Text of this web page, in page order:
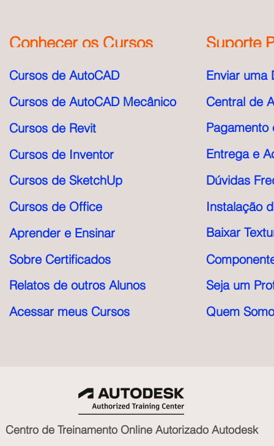
Conhecer os Cursos
Cursos de AutoCAD
Cursos de AutoCAD Mecânico
Cursos de Revit
Cursos de Inventor
Cursos de SketchUp
Cursos de Office
Aprender e Ensinar
Sobre Certificados
Relatos de outros Alunos
Acessar meus Cursos
Suporte
Enviar uma
Central de
Pagamento
Entrega e
Dúvidas
Instalação
Baixar
Seja um
Quem
Centro de Treinamento Online Autorizado Autodesk